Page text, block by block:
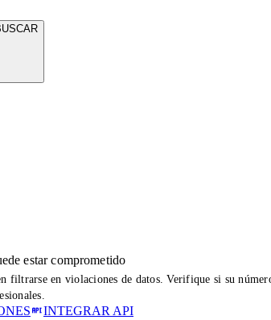
estar comprometido
filtrarse en violaciones de datos. Verifique si su
INTEGRAR API